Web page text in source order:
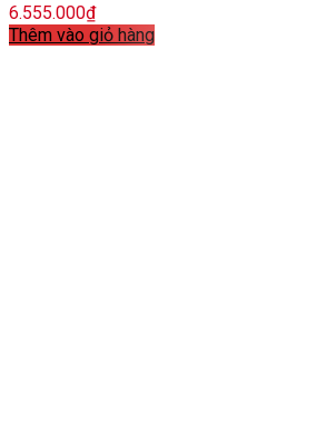
6.555.000₫
Thêm vào giỏ hàng